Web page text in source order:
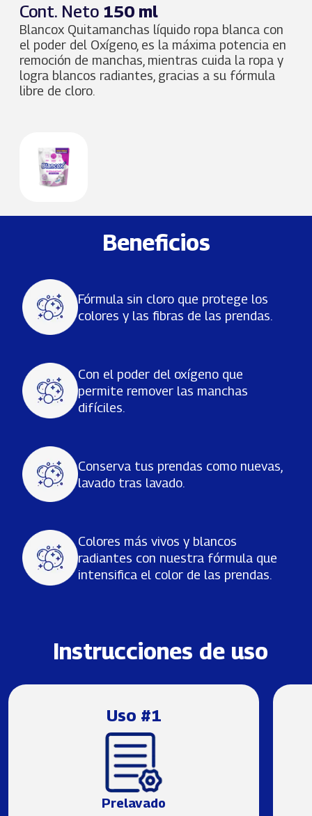
Cont. Neto 150 ml
Blancox Quitamanchas líquido ropa blanca con
el poder del Oxígeno, es la máxima potencia en
remoción de manchas, mientras cuida la ropa y
logra blancos radiantes, gracias a su fórmula
libre de cloro.
Beneficios
Fórmula sin cloro que protege los
colores y las fibras de las prendas.
Con el poder del oxígeno que
permite remover las manchas
difíciles.
Conserva tus prendas como nuevas,
lavado tras lavado.
Colores más vivos y blancos
radiantes con nuestra fórmula que
intensifica el color de las prendas.
Instrucciones de uso
Uso #1
Prelavado